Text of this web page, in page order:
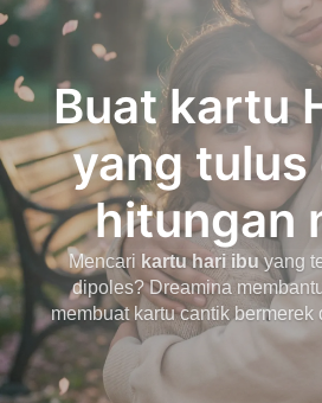
Buat kartu
yang tulus
hitungan
Mencari kartu hari ibuyang
dipoles? Dreamina
membuat kartu cantik bermerek
tulus, dan gaya desain yang
Ibu. Hasilkan, personalisasi,
cetak - tidak diperlukan